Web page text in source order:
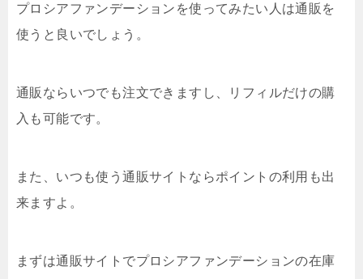
プロシアファンデーションを使ってみたい人は通販を
使うと良いでしょう。
通販ならいつでも注文できますし、リフィルだけの購
入も可能です。
また、いつも使う通販サイトならポイントの利用も出
来ますよ。
まずは通販サイトでプロシアファンデーションの在庫